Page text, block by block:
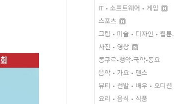
IT • 소프트웨어 • 게임
스포츠
그림 • 미술 • 디자인 • 웹툰.
사진 • 영상
콩쿠르•성악•국악•동요
음악 • 가요 • 댄스
뷰티 • 선발 • 배우 • 오디션
요리 • 음식 • 식품